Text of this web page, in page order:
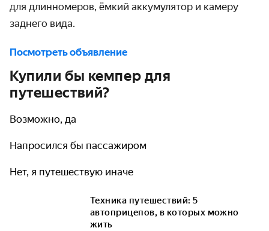
для длинномеров, ёмкий аккумулятор и камеру
заднего вида.
Посмотреть объявление
Купили бы кемпер для
путешествий?
Возможно, да
Напросился бы пассажиром
Нет, я путешествую иначе
Техника путешествий: 5
автоприцепов, в которых можно
жить